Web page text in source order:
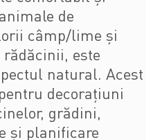
de
câmp/lime și
este
natural. Acest
decorațiuni
grădini,
și planificare